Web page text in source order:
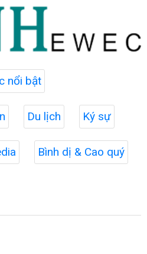
nổi bật
Du lịch Ký sự
Bình dị & Cao quý